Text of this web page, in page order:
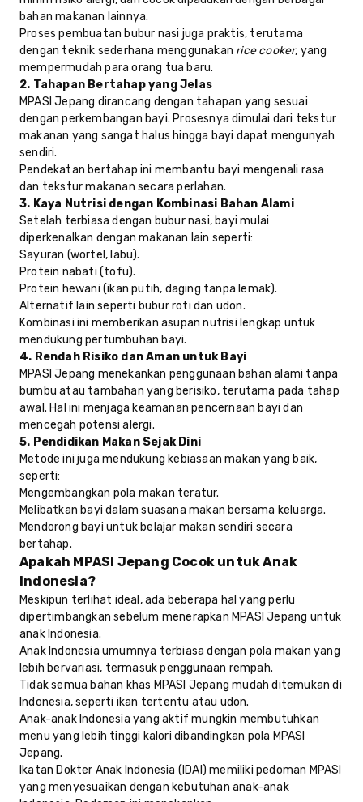
bahan makanan lainnya.
Proses pembuatan bubur nasi juga praktis, terutama
dengan teknik sederhana menggunakan rice cooker, yang
mempermudah para orang tua baru.
2. Tahapan Bertahap yang Jelas
MPASI Jepang dirancang dengan tahapan yang sesuai
dengan perkembangan bayi. Prosesnya dimulai dari tekstur
makanan yang sangat halus hingga bayi dapat mengunyah
sendiri.
Pendekatan bertahap ini membantu bayi mengenali rasa
dan tekstur makanan secara perlahan.
3. Kaya Nutrisi dengan Kombinasi Bahan Alami
Setelah terbiasa dengan bubur nasi, bayi mulai
diperkenalkan dengan makanan lain seperti:
Sayuran (wortel, labu).
Protein nabati (tofu).
Protein hewani (ikan putih, daging tanpa lemak).
Alternatif lain seperti bubur roti dan udon.
Kombinasi ini memberikan asupan nutrisi lengkap untuk
mendukung pertumbuhan bayi.
4. Rendah Risiko dan Aman untuk Bayi
MPASI Jepang menekankan penggunaan bahan alami tanpa
bumbu atau tambahan yang berisiko, terutama pada tahap
awal. Hal ini menjaga keamanan pencernaan bayi dan
mencegah potensi alergi.
5. Pendidikan Makan Sejak Dini
Metode ini juga mendukung kebiasaan makan yang baik,
seperti:
Mengembangkan pola makan teratur.
Melibatkan bayi dalam suasana makan bersama keluarga.
Mendorong bayi untuk belajar makan sendiri secara
bertahap.
Apakah MPASI Jepang Cocok untuk Anak
Indonesia?
Meskipun terlihat ideal, ada beberapa hal yang perlu
dipertimbangkan sebelum menerapkan MPASI Jepang untuk
anak Indonesia.
Anak Indonesia umumnya terbiasa dengan pola makan yang
lebih bervariasi, termasuk penggunaan rempah.
Tidak semua bahan khas MPASI Jepang mudah ditemukan di
Indonesia, seperti ikan tertentu atau udon.
Anak-anak Indonesia yang aktif mungkin membutuhkan
menu yang lebih tinggi kalori dibandingkan pola MPASI
Jepang.
Ikatan Dokter Anak Indonesia (IDAI) memiliki pedoman MPASI
yang menyesuaikan dengan kebutuhan anak-anak